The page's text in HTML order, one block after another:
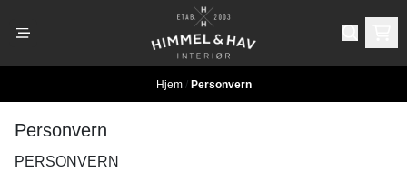
Hjem / Personvern
Personvern
PERSONVERN